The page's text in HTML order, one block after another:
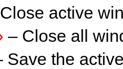
active
– Close all
Save the